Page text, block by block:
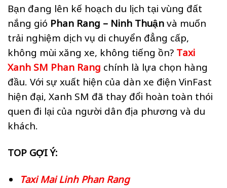
Bạn đang lên kế hoạch du lịch tại vùng đất
nắng gió Phan Rang – Ninh Thuậnvà muốn
trải nghiệm dịch vụ di chuyển đẳng cấp,
không mùi xăng xe, không tiếng ồn? Taxi
Xanh SM Phan Rang chính là lựa chọn hàng
đầu. Với sự xuất hiện của dàn xe điện VinFast
hiện đại, Xanh SM đã thay đổi hoàn toàn thói
quen đi lại của người dân địa phương và du
khách.
TOP GỢI Ý:
Taxi Mai Linh Phan Rang